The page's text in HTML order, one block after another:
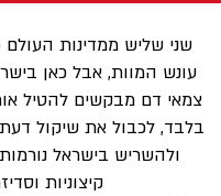
שני שליש ממדינות
עונש המוות, אבל כאן
צמאי דם מבקשים להטיל
בלבד, לכבול את שיקול
ולהשריש בישראל
קיצוניות